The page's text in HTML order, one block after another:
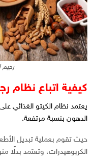
رجيم
كيفية اتباع نظام
يعتمد نظام الكيتو الغذائي
الدهون بنسبة مرتفعة.
حيث تقوم بعملية تبديل
الكربوهيدرات، وتعتمد بدلًا